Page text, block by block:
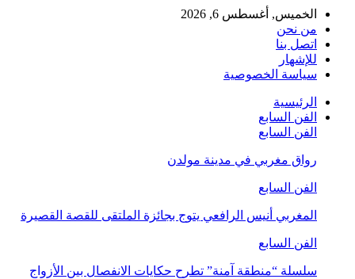
الخميس, أغسطس 6, 2026
من نحن
اتصل بنا
للإشهار
سياسة الخصوصية
الرئيسية
الفن السابع
الفن السابع
رواق مغربي في مدينة مولدن
الفن السابع
المغربي أنيس الرافعي يتوج بجائزة الملتقى للقصة القصيرة
الفن السابع
سلسلة “منطقة آمنة” تطرح حكايات الانفصال بين الأزواج